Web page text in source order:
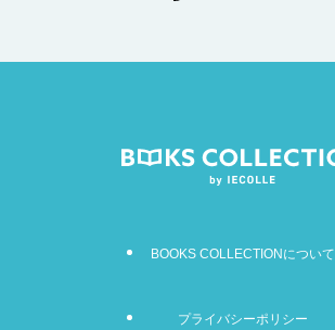
BOOKS COLLECTIONについて
プライバシーポリシー